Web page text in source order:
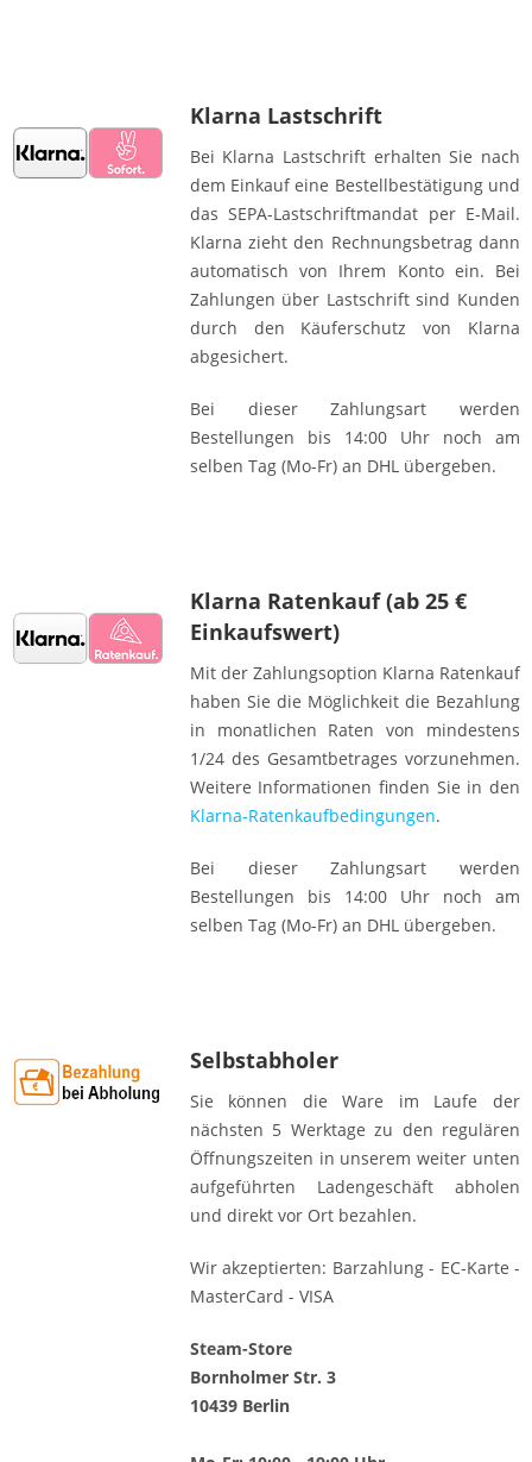
Klarna Lastschrift
Bei Klarna Lastschrift erhalten Sie nach
dem Einkauf eine Bestellbestätigung und
das SEPA-Lastschriftmandat per E-Mail.
Klarna zieht den Rechnungsbetrag dann
automatisch von Ihrem Konto ein. Bei
Zahlungen über Lastschrift sind Kunden
durch den Käuferschutz von Klarna
abgesichert.
Bei dieser Zahlungsart werden
Bestellungen bis 14:00 Uhr noch am
selben Tag (Mo-Fr) an DHL übergeben.
Klarna Ratenkauf (ab 25 €
Einkaufswert)
Mit der Zahlungsoption Klarna Ratenkauf
haben Sie die Möglichkeit die Bezahlung
in monatlichen Raten von mindestens
1/24 des Gesamtbetrages vorzunehmen.
Weitere Informationen finden Sie in den
Klarna-Ratenkaufbedingungen.
Bei dieser Zahlungsart werden
Bestellungen bis 14:00 Uhr noch am
selben Tag (Mo-Fr) an DHL übergeben.
Selbstabholer
Sie können die Ware im Laufe der
nächsten 5 Werktage zu den regulären
Öffnungszeiten in unserem weiter unten
aufgeführten Ladengeschäft abholen
und direkt vor Ort bezahlen.
Wir akzeptierten: Barzahlung - EC-Karte -
MasterCard - VISA
Steam-Store
Bornholmer Str. 3
10439 Berlin